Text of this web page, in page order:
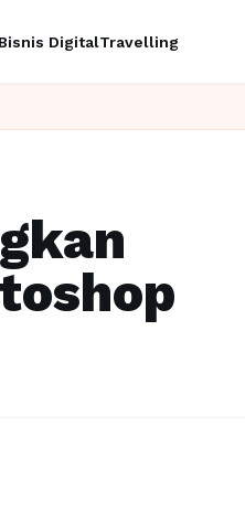
Bisnis DigitalTravelling